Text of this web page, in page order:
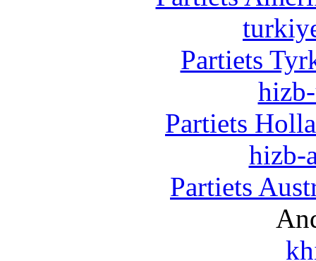
Partiets
Partiets
hizb-
Partiets